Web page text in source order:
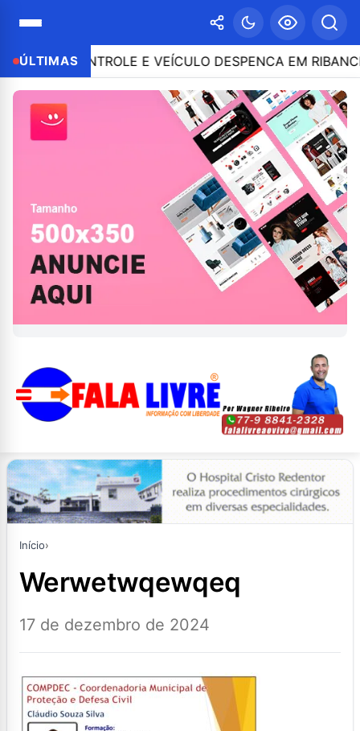
ÚLTIMAS
CONTROLE E VEÍCULO DESPENCA EM RIBANCEIRA
Início›
werwetwqewqeq
17 de dezembro de 2024